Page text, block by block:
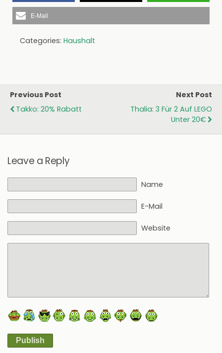
E-Mail
Categories: Haushalt
Previous Post
Takko: 20% Rabatt
Next Post
Thalia: 3 Für 2 Auf LEGO
Unter 20€
Leave a Reply
Name
E-Mail
Website
Publish